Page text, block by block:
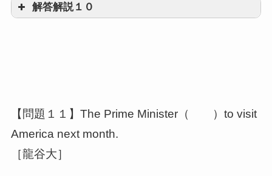
解答解説１０
を用いて不定詞の意味を表す用法を、代不定
【問題１１】The Prime Minister（ ）to visit
America next month.
［龍谷大］